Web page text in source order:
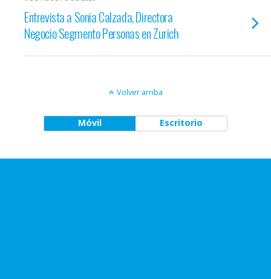
Entrevista a Sonia Calzada, Directora
Negocio Segmento Personas en Zurich
Volver arriba
Móvil Escritorio